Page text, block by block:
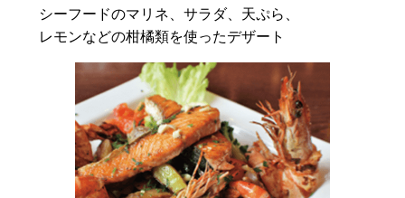
シーフードのマリネ、サラダ、天ぷら、
レモンなどの柑橘類を使ったデザート